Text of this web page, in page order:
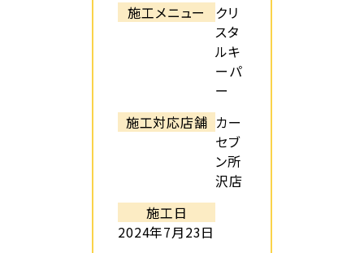
施工メニュー
クリ
スタ
ルキ
ーパ
ー
施工対応店舗 カー
セブ
ン所
沢店
施工日
2024年7月23日